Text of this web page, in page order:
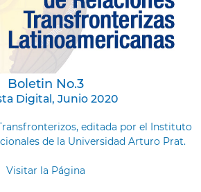
Boletin No.3
Digital, Junio 2020
editada por el Instituto
de la Universidad Arturo Prat.
Visitar la Página